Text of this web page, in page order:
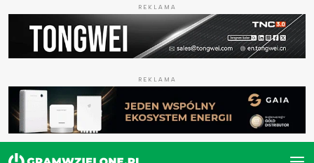
REKLAMA
REKLAMA